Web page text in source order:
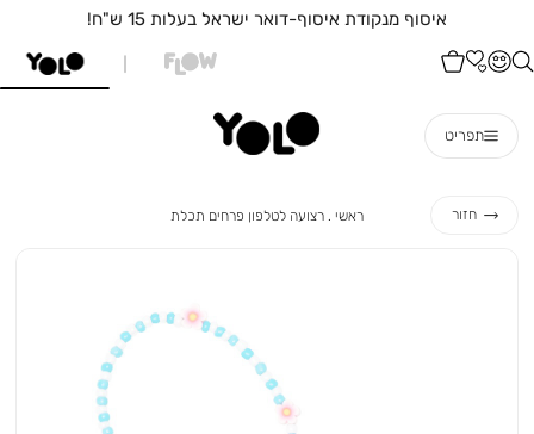
איסוף מנקודת איסוף-דואר ישראל בעלות 15 ש"ח!
תפריט
חזור ראשי ראשי
רצועה לטלפון פרחים תכלת